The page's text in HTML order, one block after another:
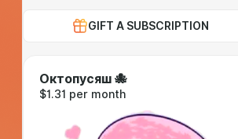
GIFT A SUBSCRIPTION
Октопусяш 🐙
$1.31 per month